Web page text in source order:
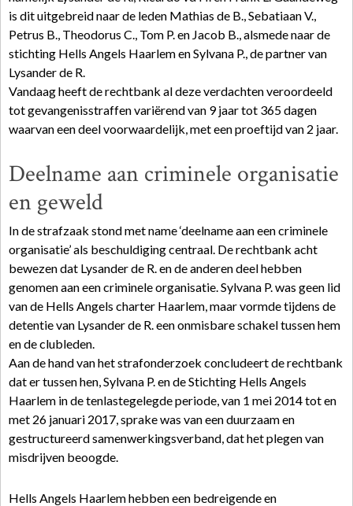
is dit uitgebreid naar de leden Mathias de B., Sebatiaan V.,
Petrus B., Theodorus C., Tom P. en Jacob B., alsmede naar de
stichting Hells Angels Haarlem en Sylvana P., de partner van
Lysander de R.
Vandaag heeft de rechtbank al deze verdachten veroordeeld
tot gevangenisstraffen variërend van 9 jaar tot 365 dagen
waarvan een deel voorwaardelijk, met een proeftijd van 2 jaar.
Deelname aan criminele organisatie
en geweld
In de strafzaak stond met name ‘deelname aan een criminele
organisatie’ als beschuldiging centraal. De rechtbank acht
bewezen dat Lysander de R. en de anderen deel hebben
genomen aan een criminele organisatie. Sylvana P. was geen lid
van de Hells Angels charter Haarlem, maar vormde tijdens de
detentie van Lysander de R. een onmisbare schakel tussen hem
en de clubleden.
Aan de hand van het strafonderzoek concludeert de rechtbank
dat er tussen hen, Sylvana P. en de Stichting Hells Angels
Haarlem in de tenlastegelegde periode, van 1 mei 2014 tot en
met 26 januari 2017, sprake was van een duurzaam en
gestructureerd samenwerkingsverband, dat het plegen van
misdrijven beoogde.
Hells Angels Haarlem hebben een bedreigende en